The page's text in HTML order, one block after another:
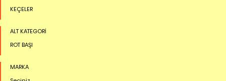
KEÇELER
ALT KATEGORİ
ROT BAŞI
MARKA